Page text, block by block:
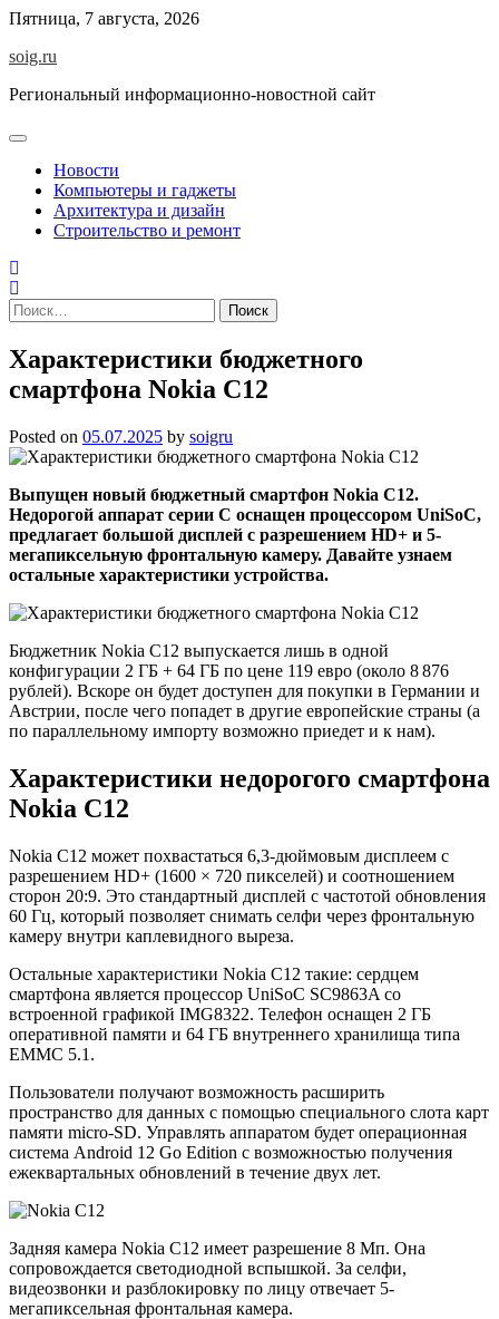
Skip
content
Пятница, 7 августа, 2026
soig.ru
Региональный информационно-новостной сайт
Новости
Компьютеры и гаджеты
Архитектура и дизайн
Строительство и ремонт
Найти:
Характеристики бюджетного
смартфона Nokia C12
Posted on 05.07.2025 by soigru
Выпущен новый бюджетный смартфон Nokia C12.
Недорогой аппарат серии C оснащен процессором UniSoC,
предлагает большой дисплей с разрешением HD+ и 5-
мегапиксельную фронтальную камеру. Давайте узнаем
остальные характеристики устройства.
Бюджетник Nokia C12 выпускается лишь в одной
конфигурации 2 ГБ + 64 ГБ по цене 119 евро (около 8 876
рублей). Вскоре он будет доступен для покупки в Германии и
Австрии, после чего попадет в другие европейские страны (а
по параллельному импорту возможно приедет и к нам).
Характеристики недорогого смартфона
Nokia C12
Nokia C12 может похвастаться 6,3-дюймовым дисплеем с
разрешением HD+ (1600 × 720 пикселей) и соотношением
сторон 20:9. Это стандартный дисплей с частотой обновления
60 Гц, который позволяет снимать селфи через фронтальную
камеру внутри каплевидного выреза.
Остальные характеристики Nokia C12 такие: сердцем
смартфона является процессор UniSoC SC9863A со
встроенной графикой IMG8322. Телефон оснащен 2 ГБ
оперативной памяти и 64 ГБ внутреннего хранилища типа
EMMC 5.1.
Пользователи получают возможность расширить
пространство для данных с помощью специального слота карт
памяти micro-SD. Управлять аппаратом будет операционная
система Android 12 Go Edition с возможностью получения
ежеквартальных обновлений в течение двух лет.
Задняя камера Nokia C12 имеет разрешение 8 Мп. Она
сопровождается светодиодной вспышкой. За селфи,
видеозвонки и разблокировку по лицу отвечает 5-
мегапиксельная фронтальная камера.